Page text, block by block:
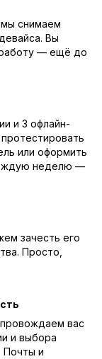
снимаем
Вы
работу — ещё до
и 3 офлайн-
или оформить
неделю —
зачесть его
Просто,
вас
и выбора
Почты и